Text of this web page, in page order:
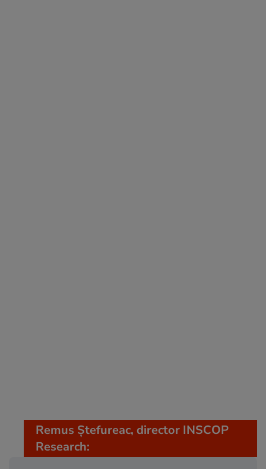
Remus Ştefureac, director INSCOP
Research: